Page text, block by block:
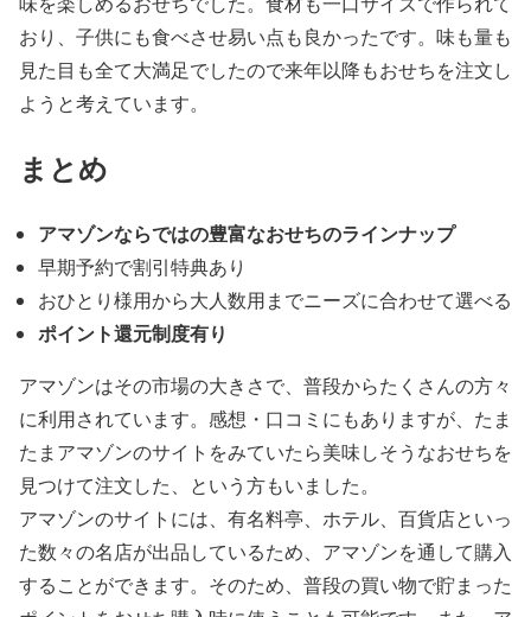
おり、子供にも食べさせ易い点も良かったです。味も量も
見た目も全て大満足でしたので来年以降もおせちを注文し
ようと考えています。
まとめ
アマゾンならではの豊富なおせちのラインナップ
早期予約で割引特典あり
おひとり様用から大人数用までニーズに合わせて選べる
ポイント還元制度有り
アマゾンはその市場の大きさで、普段からたくさんの方々
に利用されています。感想・口コミにもありますが、たま
たまアマゾンのサイトをみていたら美味しそうなおせちを
見つけて注文した、という方もいました。
アマゾンのサイトには、有名料亭、ホテル、百貨店といっ
た数々の名店が出品しているため、アマゾンを通して購入
することができます。そのため、普段の買い物で貯まった